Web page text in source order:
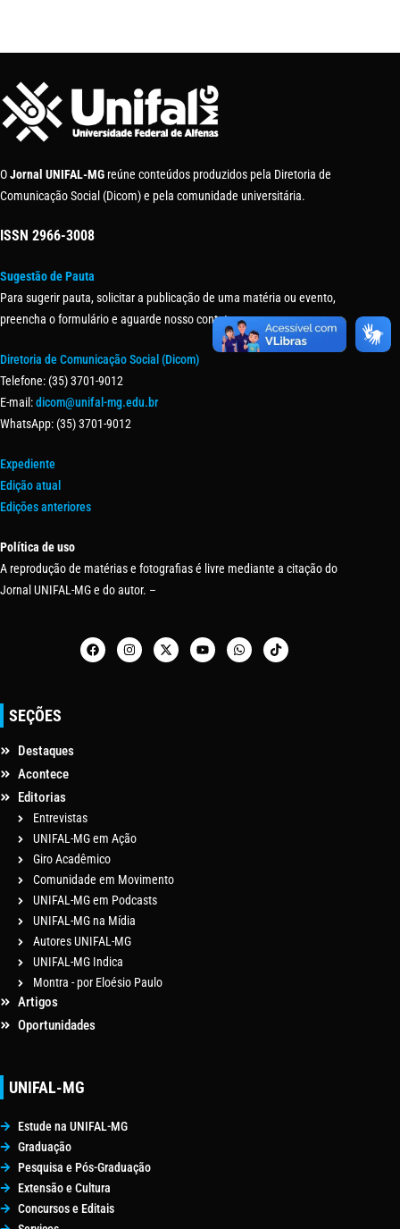
OJornal UNIFAL-MG reúne conteúdos produzidos pela Diretoria de
Comunicação Social (Dicom) e pela comunidade universitária.
ISSN 2966-3008
Sugestão de Pauta
Para sugerir pauta, solicitar a publicação de uma matéria ou evento,
preencha o formulário e aguarde nosso contato.
Diretoria de Comunicação Social (Dicom)
Telefone: (35) 3701-9012
E-mail:dicom@unifal-mg.edu.br
WhatsApp: (35) 3701-9012
Expediente
Edição atual
Edições anteriores
Política de uso
A reprodução de matérias e fotografias é livre mediante a citação do
Jornal UNIFAL-MG e do autor. –
SEÇÕES
Destaques
Acontece
Editorias
Entrevistas
UNIFAL-MG em Ação
Giro Acadêmico
Comunidade em Movimento
UNIFAL-MG em Podcasts
UNIFAL-MG na Mídia
Autores UNIFAL-MG
UNIFAL-MG Indica
Montra - por Eloésio Paulo
Artigos
Oportunidades
UNIFAL-MG
Estude na UNIFAL-MG
Graduação
Pesquisa e Pós-Graduação
Extensão e Cultura
Concursos e Editais